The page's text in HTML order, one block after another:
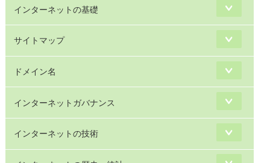
インターネットの基礎
サイトマップ
ドメイン名
インターネットガバナンス
インターネットの技術